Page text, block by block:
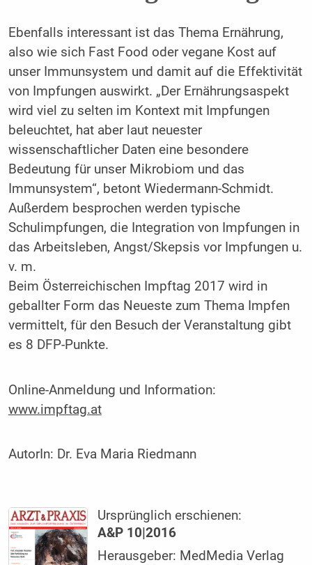
Ebenfalls interessant ist das Thema Ernährung,
also wie sich Fast Food oder vegane Kost auf
unser Immunsystem und damit auf die Effektivität
von Impfungen auswirkt. „Der Ernährungs­aspekt
wird viel zu selten im Kontext mit Impfungen
beleuchtet, hat aber laut neuester
wissenschaftlicher Daten eine besondere
Bedeutung für unser Mikrobiom und das
Immunsystem“, betont Wiedermann-Schmidt.
Außerdem besprochen werden typische
Schulimpfungen, die Integration von Impfungen in
das Arbeitsleben, Angst/Skepsis vor Impfungen u.
v. m.
Beim Österreichischen Impftag 2017 wird in
geballter Form das Neueste zum Thema Impfen
vermittelt, für den Besuch der Veranstaltung gibt
es 8 DFP-Punkte.
Online-Anmeldung und Information:
www.impftag.at
AutorIn: Dr. Eva Maria Riedmann
Ursprünglich erschienen:
A&P 10|2016
Herausgeber: MedMedia Verlag